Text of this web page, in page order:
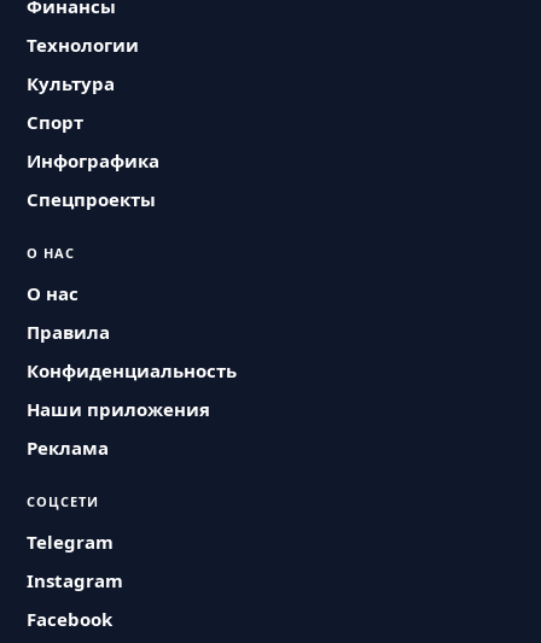
Финансы
Технологии
Культура
Спорт
Инфографика
Спецпроекты
О НАС
О нас
Правила
Конфиденциальность
Наши приложения
Реклама
СОЦСЕТИ
Telegram
Instagram
Facebook